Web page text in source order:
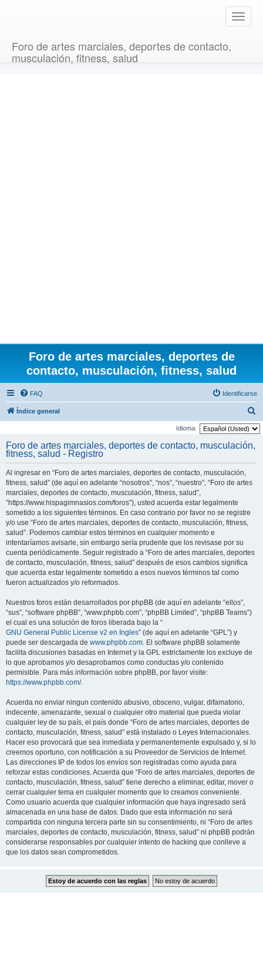
T
o
Foro de artes marciales, deportes de contacto,
musculación, fitness, salud
Foro de artes marciales, deportes de
contacto, musculación, fitness, salud
FAQ Identificarse
Índice general
u
Idioma:
Foro de artes marciales, deportes de contacto, musculación,
fitness, salud - Registro
Al ingresar en “Foro de artes marciales, deportes de contacto, musculación,
fitness, salud” (de aquí en adelante “nosotros”, “nos”, “nuestro”, “Foro de artes
marciales, deportes de contacto, musculación, fitness, salud”,
“https://www.hispagimnasios.com/foros”), usted acuerda estar legalmente
sometido a los siguientes términos. En caso contrario por favor no se registre
y/o use “Foro de artes marciales, deportes de contacto, musculación, fitness,
salud”. Podemos cambiar estos términos en cualquier momento e
intentaríamos avisarle, sin embargo sería prudente que los revisase por su
cuenta periódicamente. Seguir registrado a “Foro de artes marciales, deportes
de contacto, musculación, fitness, salud” después de esos cambios significa
que acuerda estar legalmente sometido a esos nuevos términos tal como
fueron actualizados y/o reformados.
Nuestros foros están desarrollados por phpBB (de aquí en adelante “ellos”,
“sus”, “software phpBB”, “www.phpbb.com”, “phpBB Limited”, “phpBB Teams”)
el cual es una solución de foros liberada bajo la “
GNU General Public License v2 en Ingles” (de aquí en adelante “GPL”) y
puede ser descargada de www.phpbb.com. El software phpBB solamente
facilita discusiones basadas en Internet y la GPL estrictamente los excluye de
lo que aprobamos y/o desaprobamos como conductas y/o contenido
permisible. Para más información sobre phpBB, por favor visite:
https://www.phpbb.com/.
Acuerda no enviar ningun contenido abusivo, obsceno, vulgar, difamatorio,
indecente, amenazante, sexual o cualquier otro material que pueda violar
cualquier ley de su país, el país donde “Foro de artes marciales, deportes de
contacto, musculación, fitness, salud” está instalado o Leyes Internacionales.
Hacer eso provocará que sea inmediata y permanentemente expulsado y, si lo
creemos oportuno, con notificación a su Proveedor de Servicios de Internet.
Las direcciones IP de todos los envíos son registradas como ayuda para
reforzar estas condiciones. Acuerda que “Foro de artes marciales, deportes de
contacto, musculación, fitness, salud” tiene derecho a eliminar, editar, mover o
cerrar cualquier tema en cualquier momento que lo creamos conveniente.
Como usuario acuerda que cualquier información que haya ingresado será
almacenada en una base de datos. Dado que esta información no será
compartida con ninguna tercera parte sin su consentimiento, ni “Foro de artes
marciales, deportes de contacto, musculación, fitness, salud” ni phpBB podrán
considerarse responsables por cualquier intento de hacking que conlleve a
que los datos sean comprometidos.